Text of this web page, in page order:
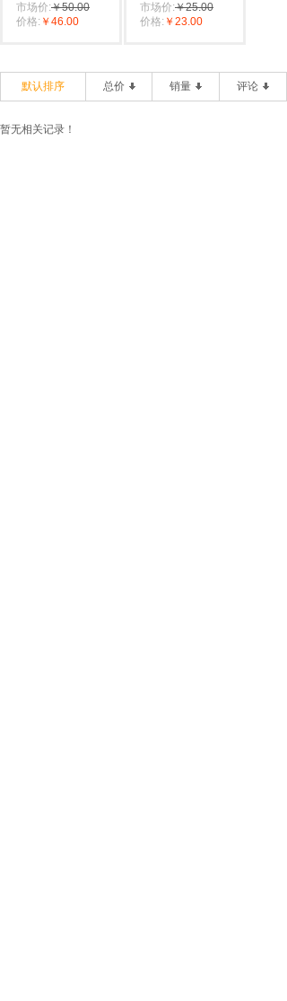
市场价:￥50.00
价格: ￥46.00
市场价:￥25.00
价格: ￥23.00
默认排序 总价 销量 评论
暂无相关记录！